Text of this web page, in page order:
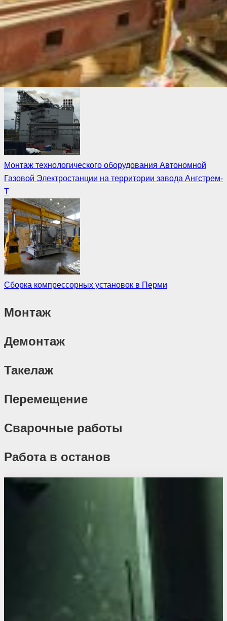
инженерных решений позволило выполнить работы в
кратчайшие сроки в соответствии с графиком
производства работ, утверждённым генеральным
подрядчиком ООО «Фирма ИНТРЭК» и техническим
заказчиком ОАО «ИНТЕР РАО – Инжиниринг».
Монтаж технологического оборудования Автономной
Газовой Электростанции на территории завода Ангстрем-
Т
Сборка компрессорных установок в Перми
Монтаж
Демонтаж
Такелаж
Перемещение
Сварочные работы
Работа в останов
Похожие проекты